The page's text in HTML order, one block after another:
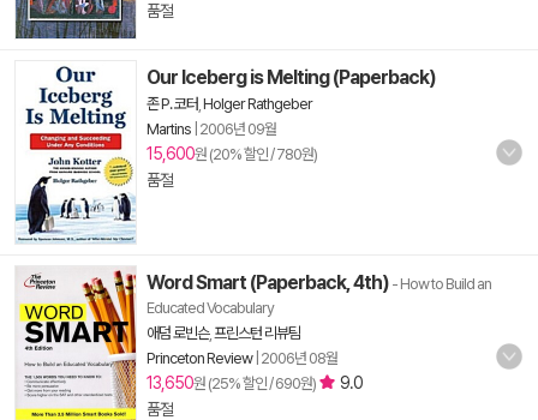
품절
Our Iceberg is Melting (Paperback)
존 P. 코터 Holger Rathgeber
Martins 2006년 09월
15,600원 (20% 할인 / 780원)
품절
Word Smart (Paperback, 4th) - How to Build an
Educated Vocabulary
애덤 로빈슨, 프린스턴 리뷰팀
Princeton Review| 2006년 08월
13,650원 (25% 할인 / 690원)
9.0
품절